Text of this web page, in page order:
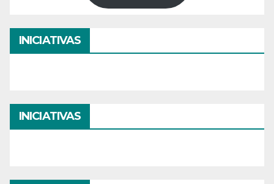
INICIATIVAS
INICIATIVAS